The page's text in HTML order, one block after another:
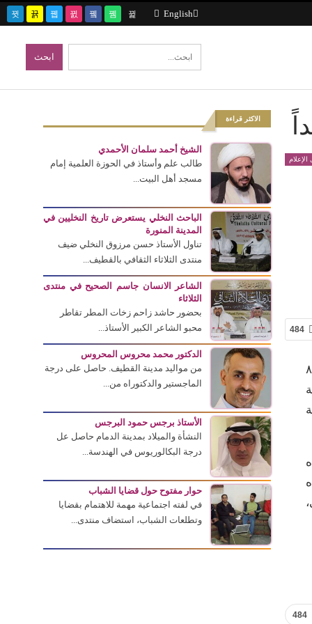
English
484
القطيف غداً، باليوم الوطني الـ ٨٩
484
الاكثر قراءة
الشيخ أحمد سلمان الأحمدي
طالب علم وأستاذ في الحوزة العلمية إمام
مسجد أهل البيت...
الباحث النخلي يستعرض تاريخ النخليين في
المدينة المنورة
تناول الأستاذ حسن مرزوق النخلي ضيف
منتدى الثلاثاء الثقافي بالقطيف...
الشاعر الانسان جاسم الصحيح في منتدى
الثلاثاء
بحضور حاشد زاحم زخات المطر تقاطر
محبو الشاعر الكبير الأستاذ...
الدكتور محمد محروس المحروس
من مواليد مدينة القطيف. حاصل على درجة
الماجستير والدكتوراه من...
الأستاذ برجس حمود البرجس
النشأة والميلاد بمدينة الدمام حاصل عل
درجة البكالوريوس في الهندسة...
حوار مفتوح حول قضايا الشباب
في لفته اجتماعية مهمة للاهتمام بقضايا
وتطلعات الشباب، استضاف منتدى...